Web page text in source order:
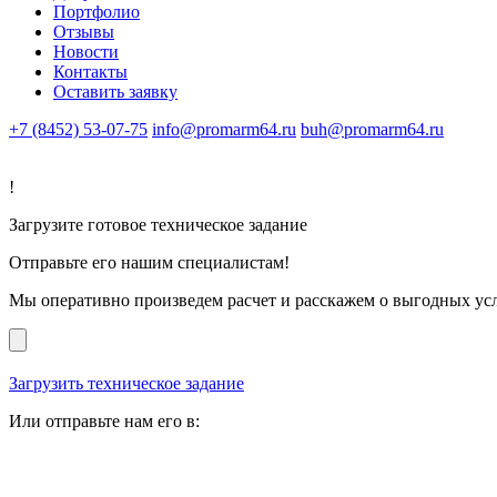
Портфолио
Отзывы
Новости
Контакты
Оставить заявку
+7 (8452) 53-07-75 info@promarm64.ru buh@promarm64.ru
!
Загрузите готовое техническое задание
Отправьте его нашим специалистам!
Мы оперативно произведем расчет и расскажем о выгодных
Загрузить техническое задание
Или отправьте нам его в: